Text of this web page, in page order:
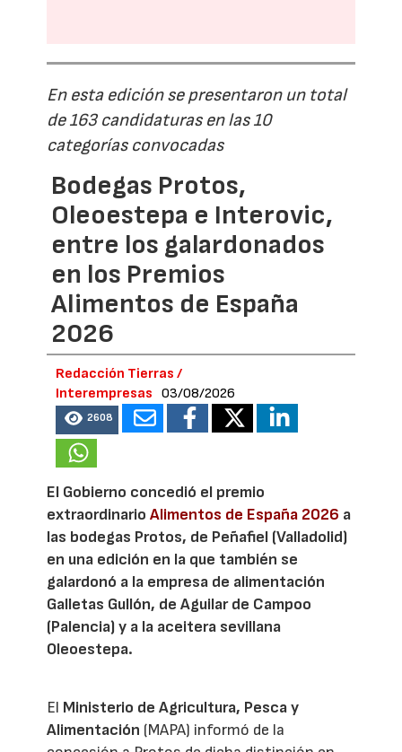
En esta edición se presentaron un total
de 163 candidaturas en las 10
categorías convocadas
Bodegas Protos,
Oleoestepa e Interovic,
entre los galardonados
en los Premios
Alimentos de España
2026
Redacción Tierras /
Interempresas
03/08/2026
2608
El Gobierno concedió el premio
extraordinarioAlimentos de España 2026 a
las bodegas Protos, de Peñafiel (Valladolid)
en una edición en la que también se
galardonó a la empresa de alimentación
Galletas Gullón, de Aguilar de Campoo
(Palencia) y a la aceitera sevillana
Oleoestepa.
El Ministerio de Agricultura, Pesca y
Alimentación (MAPA) informó de la